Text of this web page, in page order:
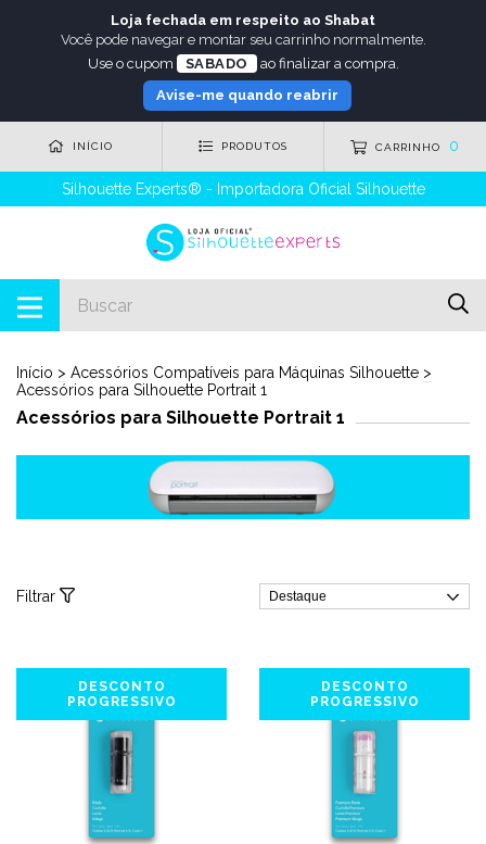
Loja fechada em respeito ao Shabat
Você pode navegar e montar seu carrinho normalmente.
Use o cupom
SABADO
ao finalizar a compra.
Avise-me quando reabrir
INÍCIO PRODUTOS CARRINHO 0
Silhouette Experts® - Importadora Oficial Silhouette
Início > Acessórios Compatíveis para Máquinas Silhouette >
Acessórios para Silhouette Portrait 1
Acessórios para Silhouette Portrait 1
Filtrar
DESCONTO
PROGRESSIVO
DESCONTO
PROGRESSIVO